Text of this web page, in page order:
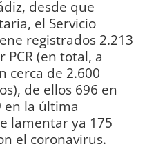
desde que
el Servicio
registrados 2.213
(en total, a
cerca de 2.600
de ellos 696 en
en la última
lamentar ya 175
el coronavirus.